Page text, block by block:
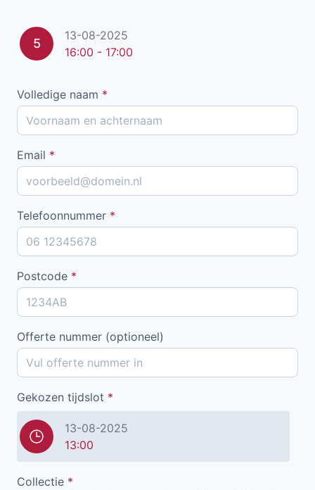
5
13-08-2025
16:00 - 17:00
Volledige naam *
Email *
Telefoonnummer *
Postcode *
Offerte nummer (optioneel)
Gekozen tijdslot *
13-08-2025
13:00
Collectie *